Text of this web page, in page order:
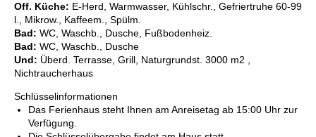
Off. Küche: E-Herd, Warmwasser, Kühlschr., Gefriertruhe 60-99
l., Mikrow., Kaffeem., Spülm.
Bad: WC, Waschb., Dusche, Fußbodenheiz.
Bad: WC, Waschb., Dusche
Und: Überd. Terrasse, Grill, Naturgrundst. 3000 m2 ,
Nichtraucherhaus
Schlüsselinformationen
Das Ferienhaus steht Ihnen am Anreisetag ab 15:00 Uhr zur
Verfügung.